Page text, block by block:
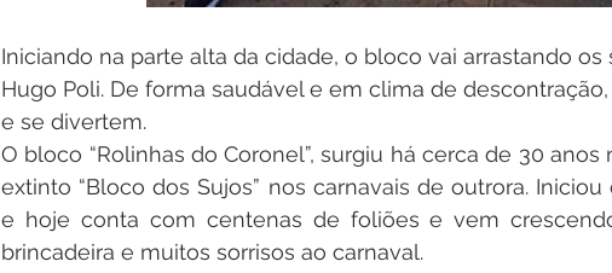
Iniciando na parte alta da cidade, o bloco vai arrastando os
Hugo Poli. De forma saudável e em clima de
e se divertem.
O bloco “Rolinhas do Coronel”, surgiu há cerca de 30
extinto “Bloco dos Sujos” nos carnavais de outrora.
e hoje conta com centenas de foliões e vem
brincadeira e muitos sorrisos ao carnaval.